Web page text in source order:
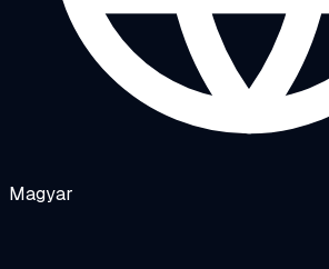
Magyar